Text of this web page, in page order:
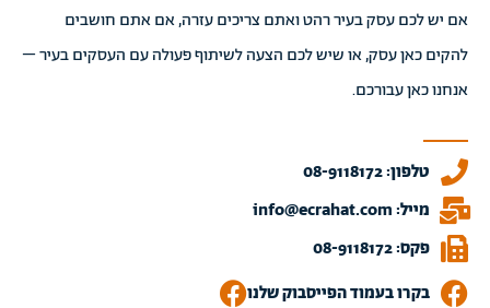
אם יש לכם עסק בעיר רהט ואתם צריכים עזרה, אם אתם חושבים
להקים כאן עסק, או שיש לכם הצעה לשיתוף פעולה עם העסקים בעיר –
אנחנו כאן עבורכם.
טלפון: 08-9118172
מייל: info@ecrahat.com
פקס: 08-9118172
בקרו בעמוד הפייסבוק שלנו